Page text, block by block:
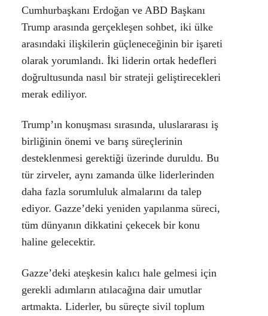
Cumhurbaşkanı Erdoğan ve ABD Başkanı
Trump arasında gerçekleşen sohbet, iki ülke
arasındaki ilişkilerin güçleneceğinin bir işareti
olarak yorumlandı. İki liderin ortak hedefleri
doğrultusunda nasıl bir strateji geliştirecekleri
merak ediliyor.
Trump’ın konuşması sırasında, uluslararası iş
birliğinin önemi ve barış süreçlerinin
desteklenmesi gerektiği üzerinde duruldu. Bu
tür zirveler, aynı zamanda ülke liderlerinden
daha fazla sorumluluk almalarını da talep
ediyor. Gazze’deki yeniden yapılanma süreci,
tüm dünyanın dikkatini çekecek bir konu
haline gelecektir.
Gazze’deki ateşkesin kalıcı hale gelmesi için
gerekli adımların atılacağına dair umutlar
artmakta. Liderler, bu süreçte sivil toplum